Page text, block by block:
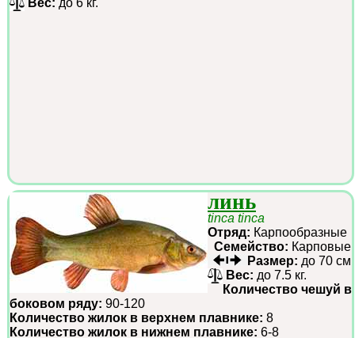
Вес: до 6 кг.
линь
tinca tinca
Отряд: Карпообразные
Семейство: Карповые
Размер: до 70 см
Вес: до 7.5 кг.
Количество чешуй в
боковом ряду: 90-120
Количество жилок в верхнем плавнике: 8
Количество жилок в нижнем плавнике: 6-8